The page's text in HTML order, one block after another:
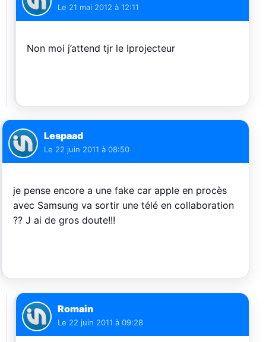
Le 21 mai 2012 à 12:11
Non moi j’attend tjr le Iprojecteur
Lespaad
Le 22 juin 2011 à 08:50
je pense encore a une fake car apple en procès
avec Samsung va sortir une télé en collaboration
?? J ai de gros doute!!!
Romain
Le 22 juin 2011 à 09:28